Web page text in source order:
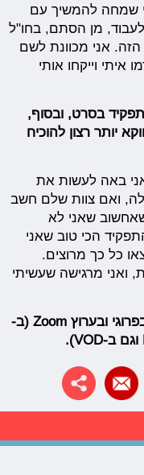
שמחה להמשיך עם
לעבוד, מן הסתם, בחו"ל
אני מכוונת לשם
איתי וייקחו אותי
בסרט, ובסוף,
יותר רצון להוכיח
באה לעשות את
ואם צוות שלם חשב
שאני לא
הכי טוב שאני
כל כך מרוצים.
ואני מרגישה שעשיתי
א' עד ת' משודרת בימי שני בצהריים בפרוגי ובערוץ Zoom (ב-